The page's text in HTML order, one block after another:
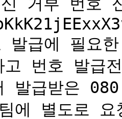
급에 필요
고 번호 발급
발급받은
에 별도로